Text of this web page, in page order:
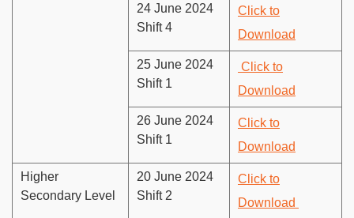
24 June 2024
Shift 4
Click to
Download
25 June 2024
Shift 1
Click to
Download
26 June 2024
Shift 1
Click to
Download
Higher
Secondary Level
20 June 2024
Shift 2
Click to
Download